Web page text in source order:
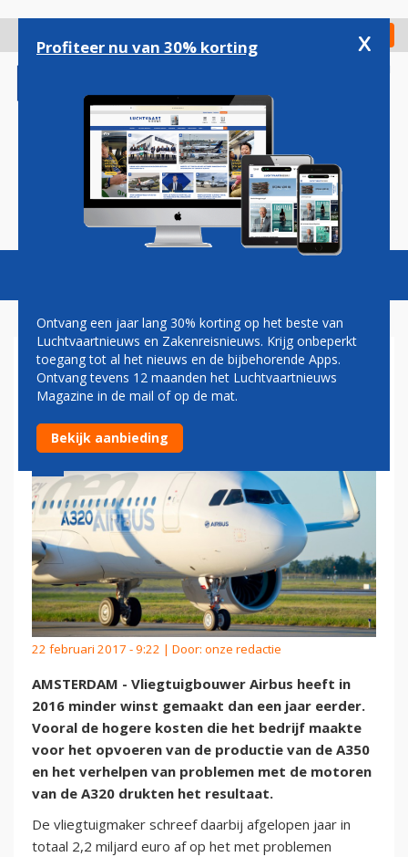
gaan
Check in
Magazine Podcasts Vacatures
AIRBUS ZIET WINST DALEN
DOOR HOGERE KOSTEN
22 februari 2017 - 9:22 | Door: onze redactie
AMSTERDAM - Vliegtuigbouwer Airbus heeft in
2016 minder winst gemaakt dan een jaar eerder.
Vooral de hogere kosten die het bedrijf maakte
voor het opvoeren van de productie van de A350
en het verhelpen van problemen met de motoren
van de A320 drukten het resultaat.
De vliegtuigmaker schreef daarbij afgelopen jaar in
totaal 2,2 miljard euro af op het met problemen
Profiteer nu van 30% korting x
Ontvang een jaar lang 30% korting op het beste van
Luchtvaartnieuws en Zakenreisnieuws. Krijg onbeperkt
toegang tot al het nieuws en de bijbehorende Apps.
Ontvang tevens 12 maanden het Luchtvaartnieuws
Magazine in de mail of op de mat.
Bekijk aanbieding